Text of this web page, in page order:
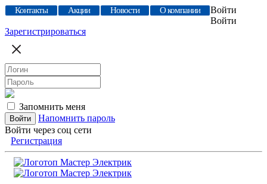
Контакты Акции Новости О компании
Войти
Войти
Зарегистрироваться
Запомнить меня
Напомнить пароль
Войти через соц сети
Регистрация